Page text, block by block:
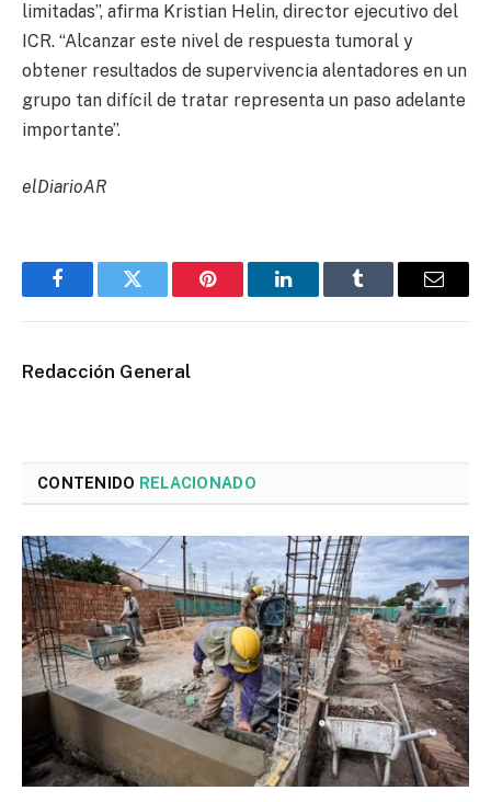
limitadas”, afirma Kristian Helin, director ejecutivo del
ICR. “Alcanzar este nivel de respuesta tumoral y
obtener resultados de supervivencia alentadores en un
grupo tan difícil de tratar representa un paso adelante
importante”.
elDiarioAR
FacebookTwitter Pinterest LinkedInTumblr Email
Redacción General
CONTENIDO RELACIONADO